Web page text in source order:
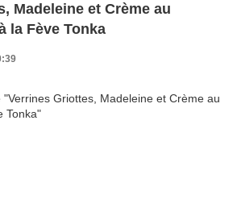
Madeleine et Crème au
la Fève Tonka